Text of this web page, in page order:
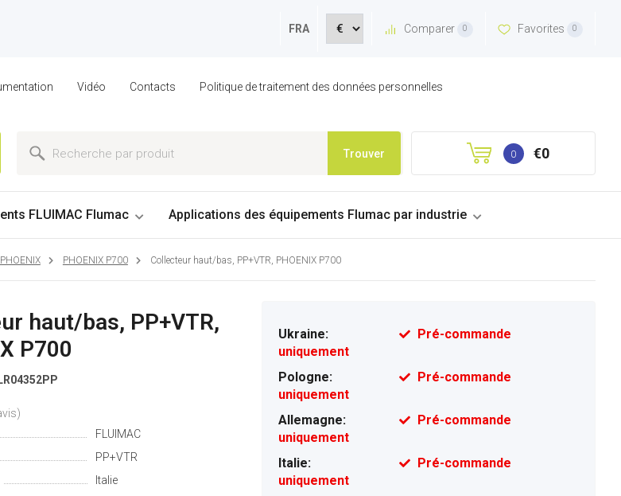
FRA Comparer 0 Favorites 0
Vidéo Contacts Politique de traitement des données personnelles
Trouver 0 €0
FLUIMAC Flumac Applications des équipements Flumac par industrie
PHOENIX P700 Collecteur haut/bas, PP+VTR, PHOENIX P700
haut/bas, PP+VTR,
P700
FLUIMAC
PP+VTR
Italie
Ukraine:
Pré-commande
uniquement
Pologne:
Pré-commande
uniquement
Allemagne:
Pré-commande
uniquement
Italie:
Pré-commande
uniquement